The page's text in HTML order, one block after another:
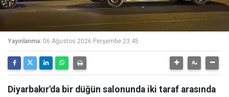
Yayınlanma: 06 Ağustos 2026 Perşembe 23:45
Diyarbakır'da bir düğün salonunda iki taraf arasında